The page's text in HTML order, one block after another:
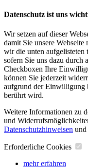
Datenschutz ist uns
Wir setzen auf dieser
damit Sie unsere
wir die unten aufgelisteten
sofern Sie uns dazu durch
Checkboxen Ihre
können Sie jederzeit
aufgrund der Einwilligung
berührt wird.
Weitere Informationen zu
und
Datenschutzhinweisen und
Erforderliche Cookies
mehr erfahren